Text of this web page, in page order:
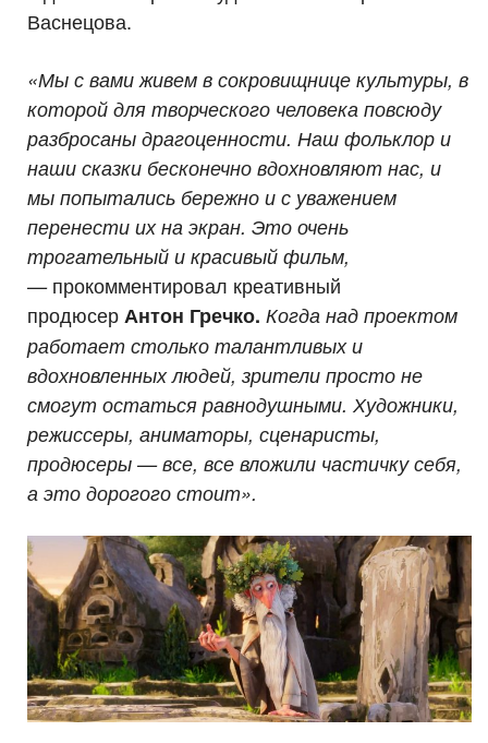
Васнецова.
«Мы с вами живем в сокровищнице культуры, в
которой для творческого человека повсюду
разбросаны драгоценности. Наш фольклор и
наши сказки бесконечно вдохновляют нас, и
мы попытались бережно и с уважением
перенести их на экран. Это очень
трогательный и красивый фильм,
— прокомментировал креативный
продюсерАнтон Гречко. Когда над проектом
работает столько талантливых и
вдохновленных людей, зрители просто не
смогут остаться равнодушными. Художники,
режиссеры, аниматоры, сценаристы,
продюсеры — все, все вложили частичку себя,
а это дорогого стоит».